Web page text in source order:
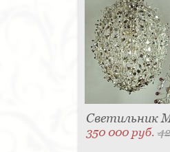
Светильник
350 000 руб.